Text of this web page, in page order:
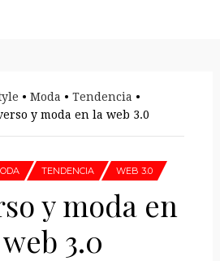
• Moda • Tendencia •
y moda en la web 3.0
TENDENCIA WEB 3.0
y moda en
3.0